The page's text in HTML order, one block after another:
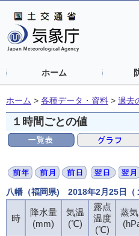
ホーム
ホーム > 各種データ・資料 > 過去
１時間ごとの値
八幡（福岡県) 2018年2月25日（
時
降水量
(mm)
気温
(℃)
露点
温度
(℃)
蒸